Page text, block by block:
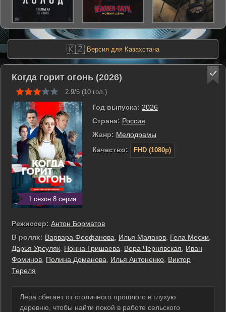
🇰🇿 Версия для Казахстана
Когда горит огонь (2026)
2.9/5 (10 гол.)
1 сезон 8 серия
Год выпуска: 2026
Страна: Россия
Жанр: Мелодрамы
Качество:
FHD (1080p)
Режиссер: Антон Борматов
В ролях: Варвара Феофанова Илья Малаков Гела Месхи
Дарья Урсуляк Нонна Гришаева Вера Чернявская
Иван
Фоминов Полина Доманова Илья Антоненко Виктор
Тереля
Лера сбегает от столичного прошлого в глухую
деревню, чтобы найти покой в работе сельского